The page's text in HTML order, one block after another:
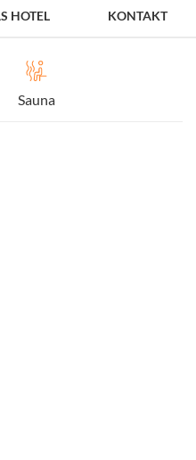
HOTEL KONTAKT
Sauna